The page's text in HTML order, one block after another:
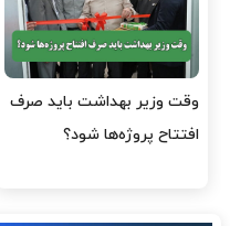
وقت وزیر بهداشت باید صرف
افتتاح پروژه‌ها شود؟